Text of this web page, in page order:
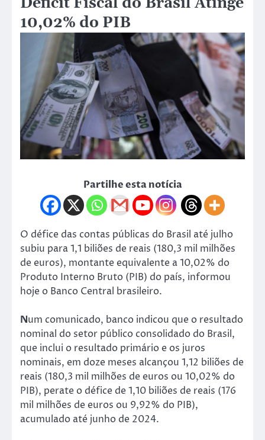
10,02% do PIB
Partilhe esta notícia
O défice das contas públicas do Brasil até julho
subiu para 1,1 biliões de reais (180,3 mil milhões
de euros), montante equivalente a 10,02% do
Produto Interno Bruto (PIB) do país, informou
hoje o Banco Central brasileiro.
Num comunicado, banco indicou que o resultado
nominal do setor público consolidado do Brasil,
que inclui o resultado primário e os juros
nominais, em doze meses alcançou 1,12 biliões de
reais (180,3 mil milhões de euros ou 10,02% do
PIB), perate o défice de 1,10 biliões de reais (176
mil milhões de euros ou 9,92% do PIB),
acumulado até junho de 2024.